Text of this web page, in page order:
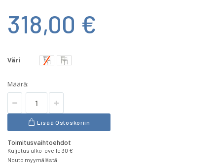
318,00 €
Väri
Määrä:
Lisää Ostoskoriin
Toimitusvaihtoehdot
Kuljetus ulko-ovelle 30 €
Nouto myymälästä